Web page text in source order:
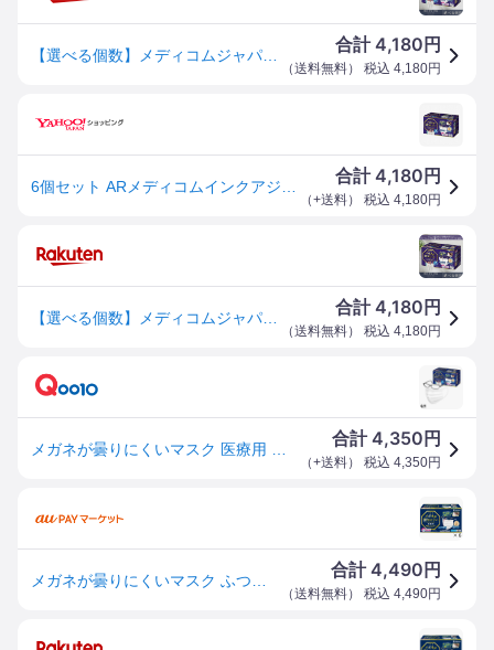
合計4,180 円
（送料無料） 税込 4,180円
合計4,180 円
（+送料） 税込 4,180円
合計4,180 円
（送料無料） 税込 4,180円
合計4,350 円
（+送料） 税込 4,350円
合計4,490 円
（送料無料） 税込 4,490円